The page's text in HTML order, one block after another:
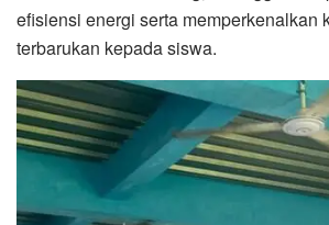
efisiensi energi serta memperkenalkan
terbarukan kepada siswa.